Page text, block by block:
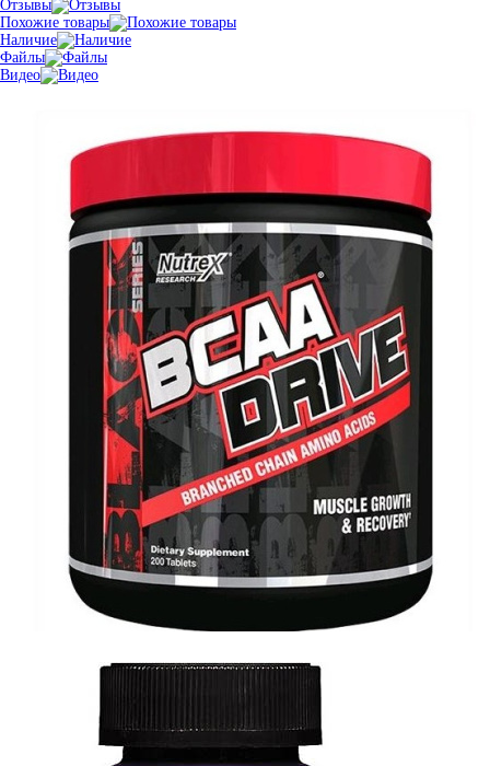
Отзывы
Похожие товары
Наличие
Файлы
Видео